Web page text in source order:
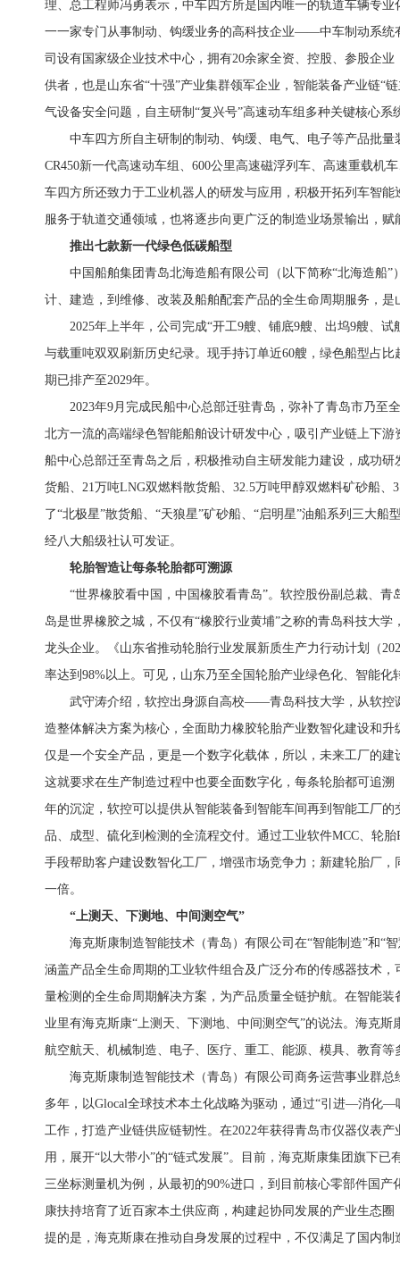
理、总工程师冯勇表示，中车四方所是国内唯一的轨道车辆专
一一家专门从事制动、钩缓业务的高科技企业——中车制动系统
司设有国家级企业技术中心，拥有20余家全资、控股、参股企
供者，也是山东省“十强”产业集群领军企业，智能装备产业链“
气设备安全问题，自主研制“复兴号”高速动车组多种关键核心
中车四方所自主研制的制动、钩缓、电气、电子等产品批
CR450新一代高速动车组、600公里高速磁浮列车、高速重载机
车四方所还致力于工业机器人的研发与应用，积极开拓列车智
服务于轨道交通领域，也将逐步向更广泛的制造业场景输出，
推出七款新一代绿色低碳船型
中国船舶集团青岛北海造船有限公司（以下简称“北海造船
计、建造，到维修、改装及船舶配套产品的全生命周期服务，是
2025年上半年，公司完成“开工9艘、铺底9艘、出坞9艘、
与载重吨双双刷新历史纪录。现手持订单近60艘，绿色船型占
期已排产至2029年。
2023年9月完成民船中心总部迁驻青岛，弥补了青岛市乃至
北方一流的高端绿色智能船舶设计研发中心，吸引产业链上下
船中心总部迁至青岛之后，积极推动自主研发能力建设，成功
货船、21万吨LNG双燃料散货船、32.5万吨甲醇双燃料矿砂船、
了“北极星”散货船、“天狼星”矿砂船、“启明星”油船系列三大
经八大船级社认可发证。
轮胎智造让每条轮胎都可溯源
“世界橡胶看中国，中国橡胶看青岛”。软控股份副总裁、
岛是世界橡胶之城，不仅有“橡胶行业黄埔”之称的青岛科技大
龙头企业。《山东省推动轮胎行业发展新质生产力行动计划（
率达到98%以上。可见，山东乃至全国轮胎产业绿色化、智能化
武守涛介绍，软控出身源自高校——青岛科技大学，从软控
造整体解决方案为核心，全面助力橡胶轮胎产业数智化建设和
仅是一个安全产品，更是一个数字化载体，所以，未来工厂的
这就要求在生产制造过程中也要全面数字化，每条轮胎都可追
年的沉淀，软控可以提供从智能装备到智能车间再到智能工厂
品、成型、硫化到检测的全流程交付。通过工业软件MCC、轮
手段帮助客户建设数智化工厂，增强市场竞争力；新建轮胎厂
一倍。
“上测天、下测地、中间测空气”
海克斯康制造智能技术（青岛）有限公司在“智能制造”和“
涵盖产品全生命周期的工业软件组合及广泛分布的传感器技术
量检测的全生命周期解决方案，为产品质量全链护航。在智能
业里有海克斯康“上测天、下测地、中间测空气”的说法。海克
航空航天、机械制造、电子、医疗、重工、能源、模具、教育等
海克斯康制造智能技术（青岛）有限公司商务运营事业群
多年，以Glocal全球技术本土化战略为驱动，通过“引进—消化
工作，打造产业链供应链韧性。在2022年获得青岛市仪器仪表
用，展开“以大带小”的“链式发展”。目前，海克斯康集团旗下
三坐标测量机为例，从最初的90%进口，到目前核心零部件国
康扶持培育了近百家本土供应商，构建起协同发展的产业生态
提的是，海克斯康在推动自身发展的过程中，不仅满足了国内